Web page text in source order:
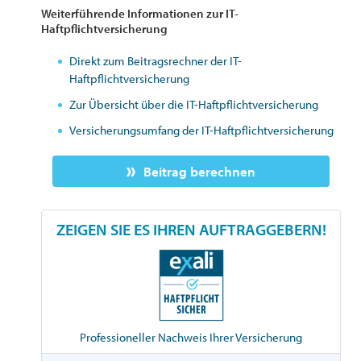
Weiterführende Informationen zur IT-
Haftpflichtversicherung
Direkt zum Beitragsrechner der IT-
Haftpflichtversicherung
Zur Übersicht über die IT-Haftpflichtversicherung
Versicherungsumfang der IT-Haftpflichtversicherung
Beitrag berechnen
ZEIGEN SIE ES IHREN AUFTRAGGEBERN!
Professioneller Nachweis Ihrer Versicherung